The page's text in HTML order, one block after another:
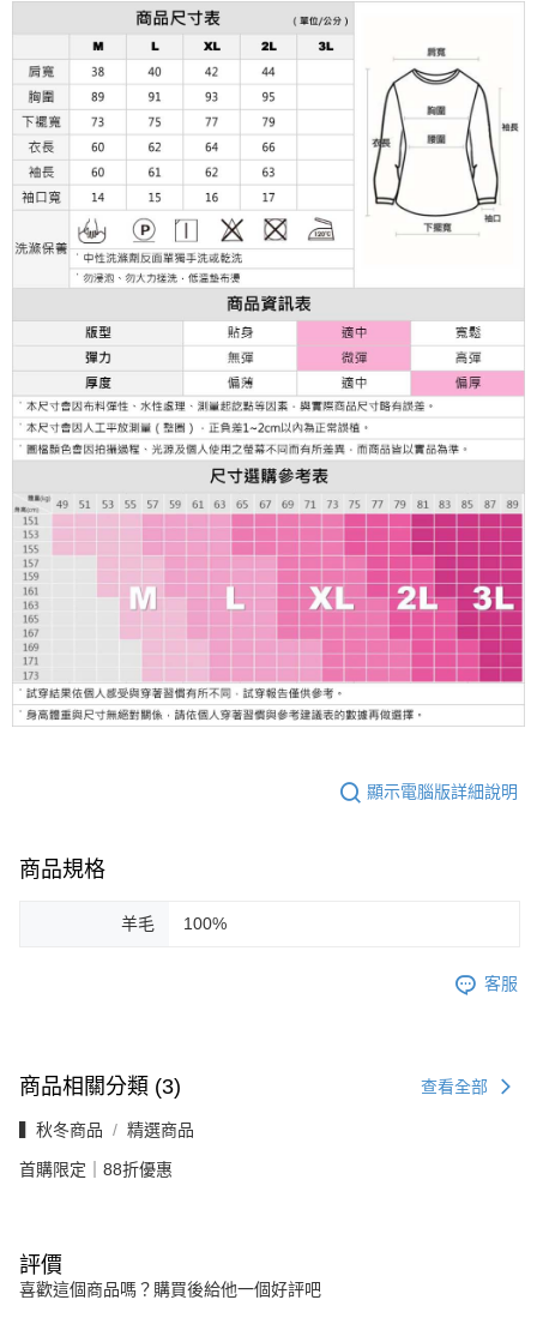
顯示電腦版詳細說明
商品規格
羊毛 100%
客服
商品相關分類 (3) 查看全部
▍秋冬商品 精選商品
首購限定｜88折優惠
評價
喜歡這個商品嗎？購買後給他一個好評吧